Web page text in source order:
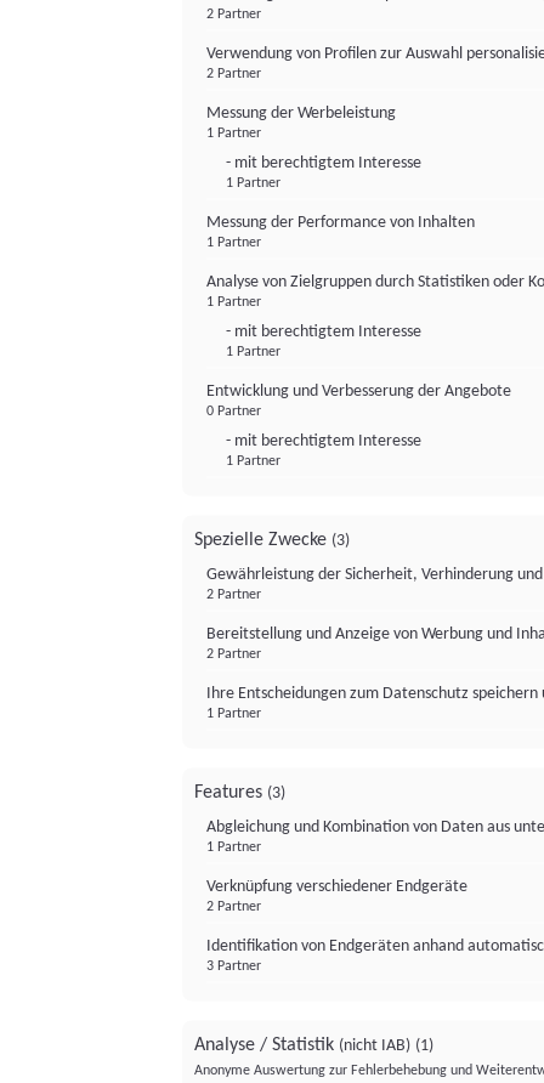
2 Partner
Verwendung von Profilen zur Auswahl
2 Partner
Messung der Werbeleistung
1 Partner
- mit berechtigtem Interesse
1 Partner
Messung der Performance von Inhalten
1 Partner
Analyse von Zielgruppen durch Statistiken oder
1 Partner
- mit berechtigtem Interesse
1 Partner
Entwicklung und Verbesserung der Angebote
0 Partner
- mit berechtigtem Interesse
1 Partner
Spezielle Zwecke (3)
Gewährleistung der Sicherheit, Verhinderung
2 Partner
Bereitstellung und Anzeige von Werbung und
2 Partner
Ihre Entscheidungen zum Datenschutz
1 Partner
Features (3)
Abgleichung und Kombination von Daten aus
1 Partner
Verknüpfung verschiedener Endgeräte
2 Partner
Identifikation von Endgeräten anhand
3 Partner
Analyse / Statistik (nicht IAB) (1)
Anonyme Auswertung zur Fehlerbehebung und